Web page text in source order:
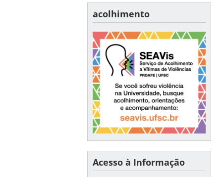
acolhimento
Acesso à Informação